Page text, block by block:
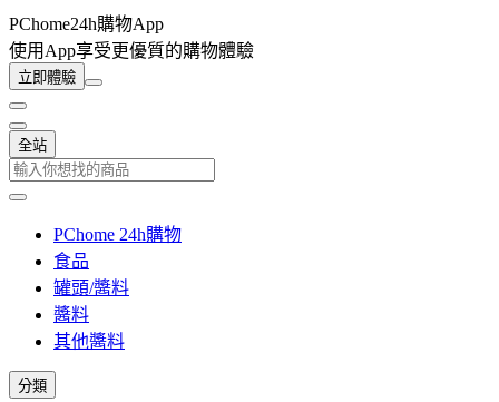
PChome24h購物App
使用App享受更優質的購物體驗
立即體驗
全站
PChome 24h購物
食品
罐頭/醬料
醬料
其他醬料
分類